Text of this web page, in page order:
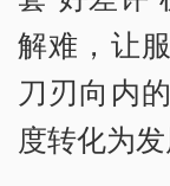
解难，让
刀刃向内
度转化为发